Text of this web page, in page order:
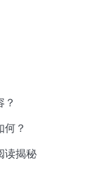
？
何？
读揭秘